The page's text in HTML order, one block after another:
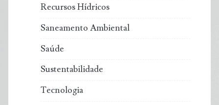
Recursos Hídricos
Saneamento Ambiental
Saúde
Sustentabilidade
Tecnologia